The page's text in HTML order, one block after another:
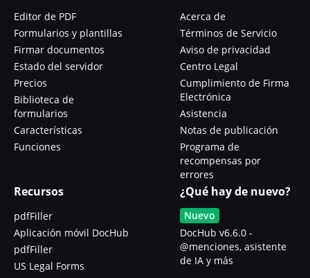
Editor de PDF
Formularios y plantillas
Firmar documentos
Estado del servidor
Precios
Biblioteca de
formularios
Características
Funciones
Acerca de
Términos de Servicio
Aviso de privacidad
Centro Legal
Cumplimiento de Firma
Electrónica
Asistencia
Notas de publicación
Programa de
recompensas por
errores
Recursos
pdfFiller
Aplicación móvil DocHub
pdfFiller
US Legal Forms
¿Qué hay de nuevo?
Nuevo
DocHub v6.6.0 -
@menciones, asistente
de IA y más